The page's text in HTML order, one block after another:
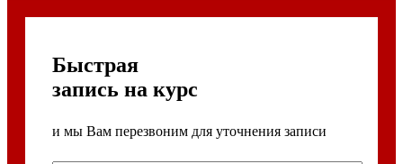
Быстрая
запись на курс
и мы Вам перезвоним для уточнения записи